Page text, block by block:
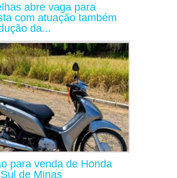
abre vaga para
com atuação também
da...
para venda de Honda
de Minas